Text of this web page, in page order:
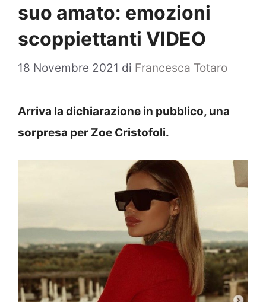
suo amato: emozioni
scoppiettanti VIDEO
18 Novembre 2021 di Francesca Totaro
Arriva la dichiarazione in pubblico, una
sorpresa per Zoe Cristofoli.